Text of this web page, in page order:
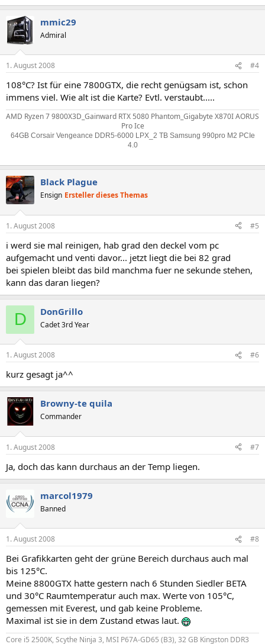
mmic29
Admiral
1. August 2008 #4
108°C? Ist für eine 7800GTX, die recht genügsam ist, schon
immens viel. Wie alt ist die Karte? Evtl. verstaubt.....
AMD Ryzen 7 9800X3D_Gainward RTX 5080 Phantom_Gigabyte X870I AORUS
Pro Ice
64GB Corsair Vengeance DDR5-6000 LPX_2 TB Samsung 990pro M2 PCIe
4.0
Black Plague
Ensign Ersteller dieses Themas
1. August 2008 #5
i werd sie mal reinigen, hab grad den deckel vom pc
aufgemacht und venti davor... jetzt liegt die bei 82 grad
bei spielen bleibt das bild manchma fuer ne sekunde stehen,
kann das daran liegen?
D DonGrillo
Cadet 3rd Year
1. August 2008 #6
kurz gesagt ja^^
Browny-te quila
Commander
1. August 2008 #7
Ja, doch das kann durchaus an der Temp liegen.
marcol1979
Banned
1. August 2008 #8
Bei Grafikkarten geht der grüne Bereich durchaus auch mal
bis 125°C.
Meine 8800GTX hatte gestern nach 6 Stunden Siedler BETA
und 30°C Raumtemperatur auch max. Werte von 105°C,
gemessen mit Everest, und gab keine Probleme.
Maximal ist sie in dem Zustand etwas laut.
Core i5 2500K, Scythe Ninja 3, MSI P67A-GD65 (B3), 32 GB Kingston DDR3